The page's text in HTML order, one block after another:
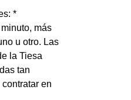
*
más
u otro. Las
la Tiesa
tan
en